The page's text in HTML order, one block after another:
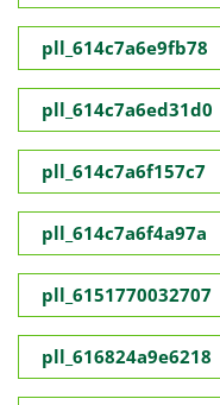
pll_614c7a6e9fb78
pll_614c7a6ed31d0
pll_614c7a6f157c7
pll_614c7a6f4a97a
pll_6151770032707
pll_616824a9e6218